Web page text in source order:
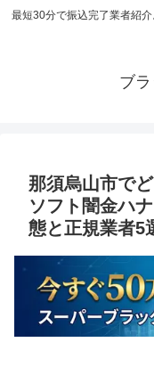
最短30分で振込完了業者紹
ブ
那須烏山市で
ソフト闇金ハ
態と正規業者5